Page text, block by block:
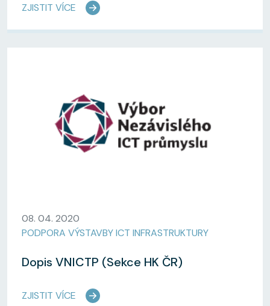
ZJISTIT VÍCE
08. 04. 2020
PODPORA VÝSTAVBY ICT INFRASTRUKTURY
Dopis VNICTP (Sekce HK ČR)
ZJISTIT VÍCE